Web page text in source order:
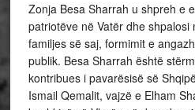
Zonja Besa Sharrah u shpreh e
patriotëve në Vatër dhe shpalosi
familjes së saj, formimit e
publik. Besa Sharrah është
kontribues i pavarësisë së
Ismail Qemalit, vajzë e Elham